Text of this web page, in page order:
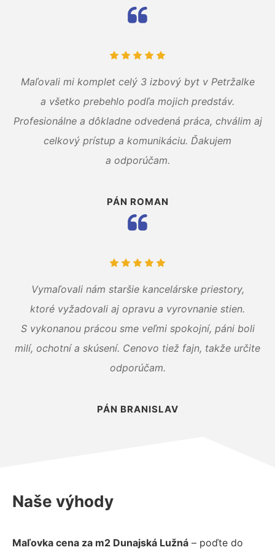
Maľovali mi komplet celý 3 izbový byt v Petržalke
a všetko prebehlo podľa mojich predstáv.
Profesionálne a dôkladne odvedená práca, chválim aj
celkový prístup a komunikáciu. Ďakujem
a odporúčam.
PÁN ROMAN
Vymaľovali nám staršie kancelárske priestory,
ktoré vyžadovali aj opravu a vyrovnanie stien.
S vykonanou prácou sme veľmi spokojní, páni boli
milí, ochotní a skúsení. Cenovo tiež fajn, takže určite
odporúčam.
PÁN BRANISLAV
Naše výhody
Maľovka cena za m2 Dunajská Lužná – poďte do